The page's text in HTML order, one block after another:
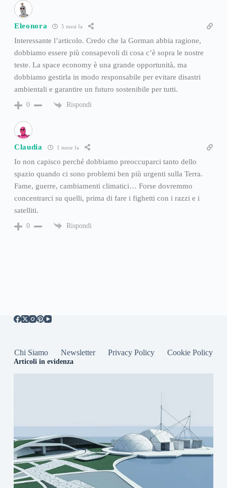
Eleonora 5 mesi fa
Interessante l’articolo. Credo che la Gorman abbia ragione,
dobbiamo essere più consapevoli di cosa c’è sopra le nostre
teste. La space economy è una grande opportunità, ma
dobbiamo gestirla in modo responsabile per evitare disastri
ambientali e garantire un futuro sostenibile per tutti.
0 Rispondi
Claudia 1 mese fa
Io non capisco perché dobbiamo preoccuparci tanto dello
spazio quando ci sono problemi ben più urgenti sulla Terra.
Fame, guerre, cambiamenti climatici… Forse dovremmo
concentrarci su quelli, prima di fare i fighetti con i razzi e i
satelliti.
0 Rispondi
Chi Siamo Newsletter Privacy Policy Cookie Policy
Articoli in evidenza